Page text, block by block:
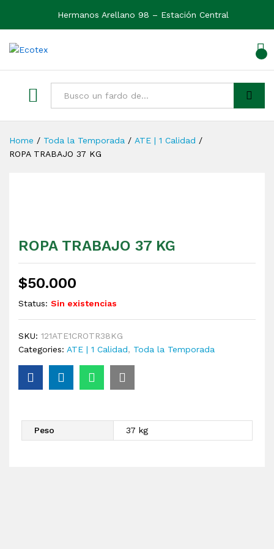
Hermanos Arellano 98 – Estación Central
Buscar
Home / Toda la Temporada / ATE | 1 Calidad /
ROPA TRABAJO 37 KG
ROPA TRABAJO 37 KG
$50.000
Status: Sin existencias
SKU: 121ATE1CROTR38KG
Categories: ATE | 1 Calidad, Toda la Temporada
Peso 37 kg